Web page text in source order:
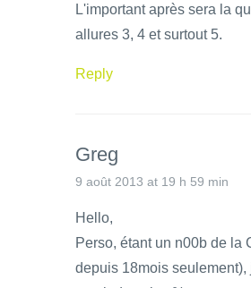
L'important après sera la
allures 3, 4 et surtout 5.
Reply
Greg
9 août 2013 at 19 h 59 min
Hello,
Perso, étant un n00b de la
depuis 18mois